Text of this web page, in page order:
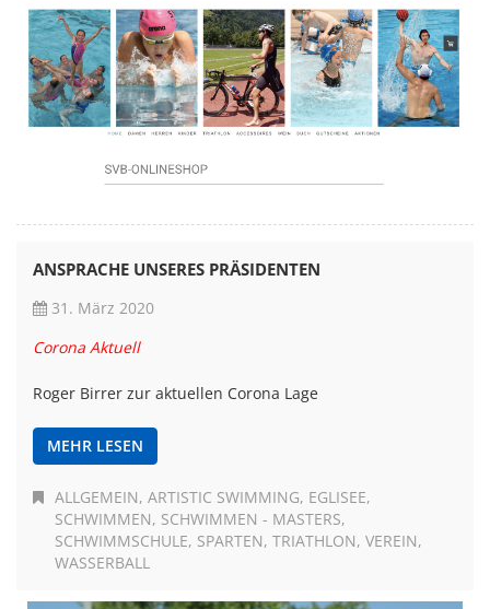
ANSPRACHE UNSERES PRÄSIDENTEN
31. März 2020
Corona Aktuell
Roger Birrer zur aktuellen Corona Lage
MEHR LESEN
ALLGEMEIN ARTISTIC SWIMMING EGLISEE
SCHWIMMEN SCHWIMMEN - MASTERS
SCHWIMMSCHULE SPARTEN TRIATHLON VEREIN
WASSERBALL